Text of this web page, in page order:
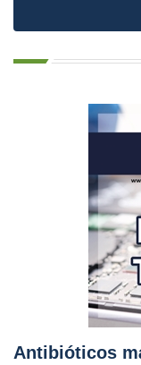
Antibióticos